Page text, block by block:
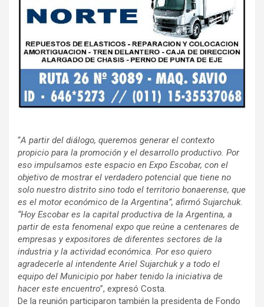
“A partir del diálogo, queremos generar el contexto
propicio para la promoción y el desarrollo productivo. Por
eso impulsamos este espacio en Expo Escobar, con el
objetivo de mostrar el verdadero potencial que tiene no
solo nuestro distrito sino todo el territorio bonaerense, que
es el motor económico de la Argentina”, afirmó Sujarchuk.
“Hoy Escobar es la capital productiva de la Argentina, a
partir de esta fenomenal expo que reúne a centenares de
empresas y expositores de diferentes sectores de la
industria y la actividad económica. Por eso quiero
agradecerle al intendente Ariel Sujarchuk y a todo el
equipo del Municipio por haber tenido la iniciativa de
hacer este encuentro”, expresó Costa.
De la reunión participaron también la presidenta de Fondo